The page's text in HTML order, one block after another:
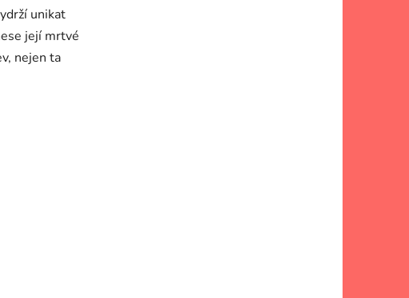
unikat
její mrtvé
nejen ta